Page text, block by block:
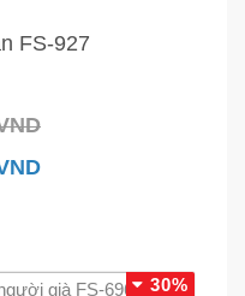
FS-927
30%